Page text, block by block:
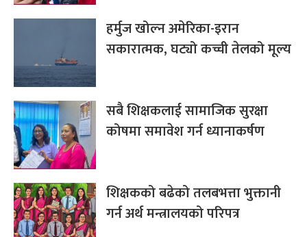
हर्मुज खोल्न अमेरिका-इरान
सकारात्मक, घट्यो कच्ची तेलको मूल्य
सबै शिक्षकलाई सामाजिक सुरक्षा
कोषमा समावेश गर्न ध्यानाकर्षण
शिक्षकको बढेको तलबभत्ता भुक्तानी
गर्न अर्थ मन्त्रालयको परिपत्र